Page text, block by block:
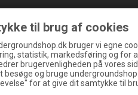
til brug af cookies
bruger vi egne
statistik, markedsføring og for
brugervenligheden på vores
besøge og bruge
for at give dit samtykke til